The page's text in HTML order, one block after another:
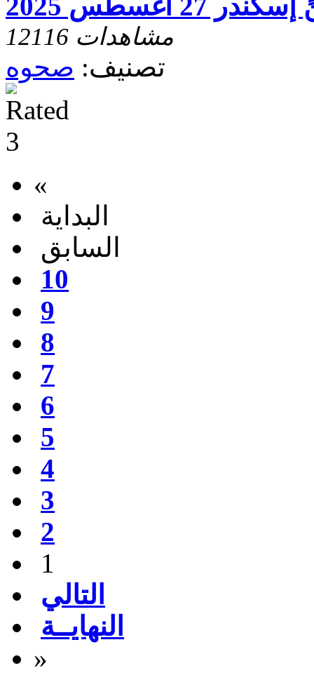
12116 مشاهدات
تصنيف: صحوه
«
البداية
السابق
10
9
8
7
6
5
4
3
2
1
التالي
النهايــة
»